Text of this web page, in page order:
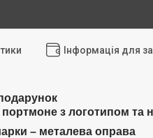
Інформація для
портмоне з логотипом та
– металева оправа